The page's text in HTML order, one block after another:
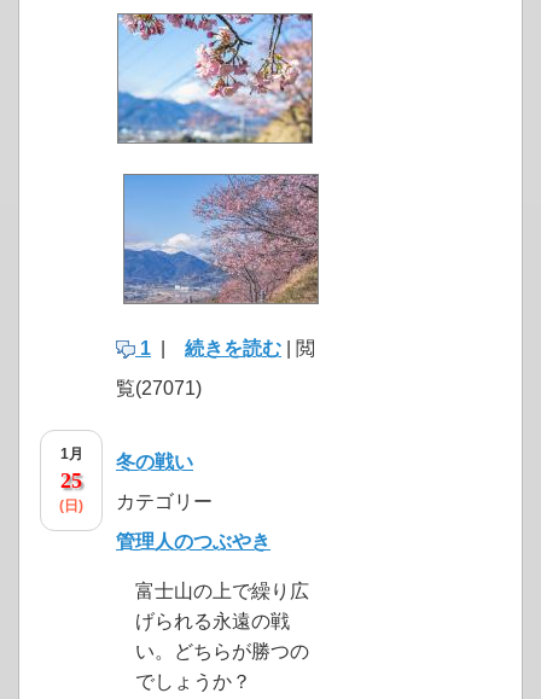
1 続きを読む | 閲
覧(27071)
1月
25
(日)
冬の戦い
カテゴリー
管理人のつぶやき
富士山の上で繰り広
げられる永遠の戦
い。どちらが勝つの
でしょうか？